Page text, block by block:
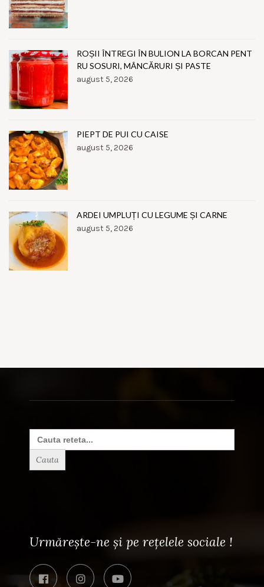
ROȘII ÎNTREGI ÎN BULION LA BORCAN PENT
RU SOSURI, MÂNCĂRURI ȘI PASTE
august 5, 2026
PIEPT DE PUI CU CAISE
august 5, 2026
ARDEI UMPLUȚI CU LEGUME ȘI CARNE
august 5, 2026
Search
for:
Urmărește-ne și pe rețelele sociale !